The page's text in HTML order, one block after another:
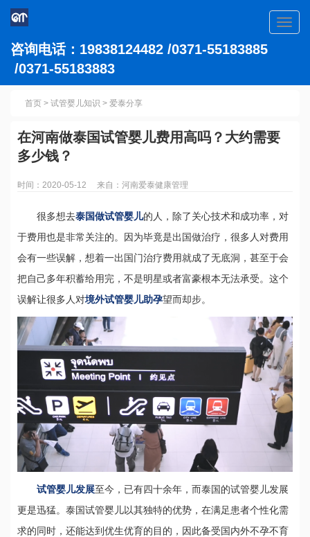
咨询电话：19838124482 /0371-55183885
/0371-55183883
首页 > 试管婴儿知识 > 爱泰分享
在河南做泰国试管婴儿费用高吗？大约需要
多少钱？
时间：2020-05-12 来自：河南爱泰健康管理
很多想去泰国做试管婴儿的人，除了关心技术和成功率，对
于费用也是非常关注的。因为毕竟是出国做治疗，很多人对费用
会有一些误解，想着一出国门治疗费用就成了无底洞，甚至于会
把自己多年积蓄给用完，不是明星或者富豪根本无法承受。这个
误解让很多人对境外试管婴儿助孕望而却步。
试管婴儿发展至今，已有四十余年，而泰国的试管婴儿发展
更是迅猛。泰国试管婴儿以其独特的优势，在满足患者个性化需
求的同时，还能达到优生优育的目的，因此备受国内外不孕不育